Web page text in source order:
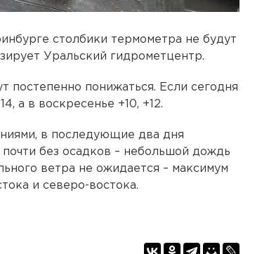
столбики термометра не будут
Уральский гидрометцентр.
постепенно понижаться. Если сегодня
а в воскресенье +10, +12.
в последующие два дня
без осадков – небольшой дождь
ветра не ожидается – максимум
и северо-востока.